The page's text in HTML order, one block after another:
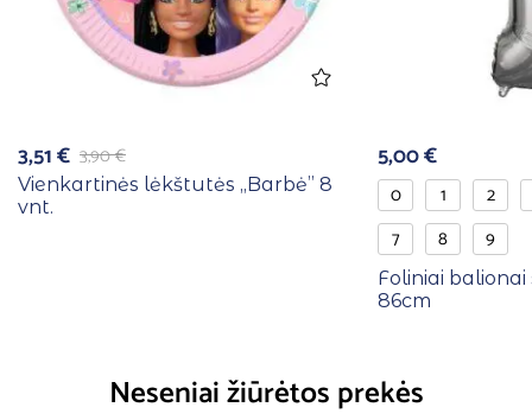
3,90€
3,51€
Vienkartinės lėkštutės ,,Barbė” 8
vnt.
5,00€
0 1
2
7
8 9
Foliniai balionai
86cm
Neseniai žiūrėtos prekės